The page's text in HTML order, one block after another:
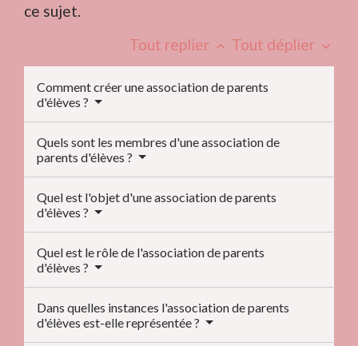
ce sujet.
Tout replier keyboard_arrow_up Tout déplier keyboard_arrow_down
Comment créer une association de parents
d'élèves ?
Quels sont les membres d'une association de
parents d'élèves ?
Quel est l'objet d'une association de parents
d'élèves ?
Quel est le rôle de l'association de parents
d'élèves ?
Dans quelles instances l'association de parents
d'élèves est-elle représentée ?